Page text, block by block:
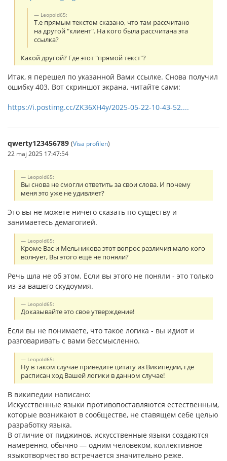
Leopold65:
Т.е прямым текстом сказано, что там рассчитано
на другой "клиент". На кого была рассчитана эта
ссылка?
Какой другой? Где этот "прямой текст"?
Итак, я перешел по указанной Вами ссылке. Снова получил
ошибку 403. Вот скриншот экрана, читайте сами:
https://i.postimg.cc/ZK36XH4y/2025-05-22-10-43-52....
qwerty123456789 (Visa profilen)
22 maj 2025 17:47:54
Leopold65:
Вы снова не смогли ответить за свои слова. И почему
меня это уже не удивляет?
Это вы не можете ничего сказать по существу и
занимаетесь демагогией.
Leopold65:
Кроме Вас и Мельникова этот вопрос различия мало кого
волнует, Вы этого ещё не поняли?
Речь шла не об этом. Если вы этого не поняли - это только
из-за вашего скудоумия.
Leopold65:
Доказывайте это свое утверждение!
Если вы не понимаете, что такое логика - вы идиот и
разговаривать с вами бессмысленно.
Leopold65:
Ну в таком случае приведите цитату из Википедии, где
расписан ход Вашей логики в данном случае!
В википедии написано:
Искусственные языки противопоставляются естественным,
которые возникают в сообществе, не ставящем себе целью
разработку языка.
В отличие от пиджинов, искусственные языки создаются
намеренно, обычно — одним человеком, коллективное
языкотворчество встречается значительно реже.